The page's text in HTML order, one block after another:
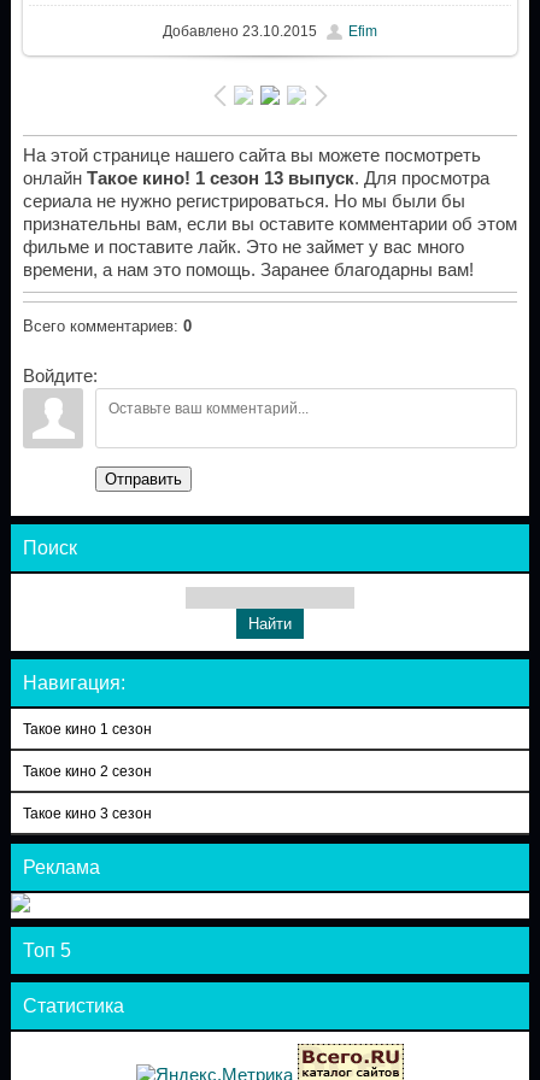
Добавлено23.10.2015 Efim
На этой странице нашего сайта вы можете посмотреть
онлайн Такое кино! 1 сезон 13 выпуск. Для просмотра
сериала не нужно регистрироваться. Но мы были бы
признательны вам, если вы оставите комментарии об этом
фильме и поставите лайк. Это не займет у вас много
времени, а нам это помощь. Заранее благодарны вам!
Всего комментариев: 0
Войдите:
Отправить
Поиск
Навигация:
Такое кино 1 сезон
Такое кино 2 сезон
Такое кино 3 сезон
Реклама
Топ 5
Статистика